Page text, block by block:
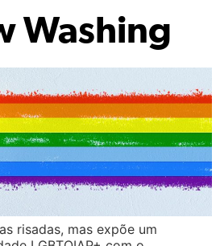
Washing
risadas, mas expõe um